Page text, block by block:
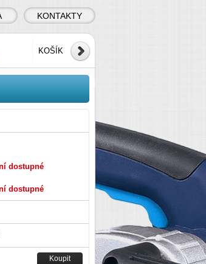
dostupné
dostupné
KONTAKTY
KOŠÍK